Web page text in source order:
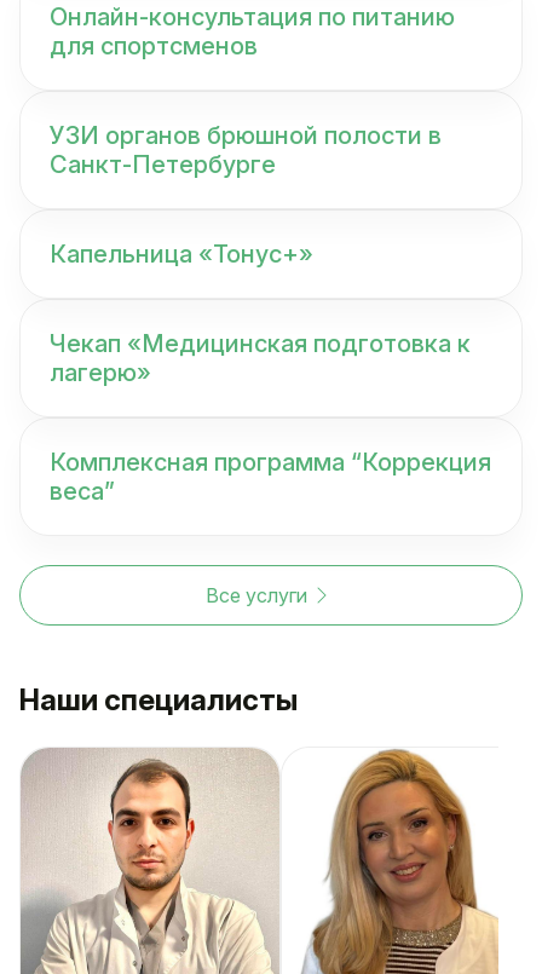
Онлайн-консультация по питанию
для спортсменов
УЗИ органов брюшной полости в
Санкт-Петербурге
Капельница «Тонус+»
Чекап «Медицинская подготовка к
лагерю»
Комплексная программа “Коррекция
веса”
Все услуги
Наши специалисты